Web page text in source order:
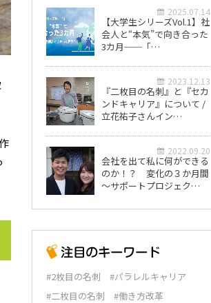
2025.07.14
【大学生シリーズVol.1】社
会人と“本気”で向き合った
3カ月──「…
2023.12.13
『二枚目の名刺』と『セカ
ンドキャリア』について /
立花祐子さんイン…
2022.09.20
会社を出て私に何ができる
のか！？ 変化の３か月間
～サポートプロジェク…
#2枚目の名刺
#パラレルキャリア
#二枚目の名刺
#働き方改革